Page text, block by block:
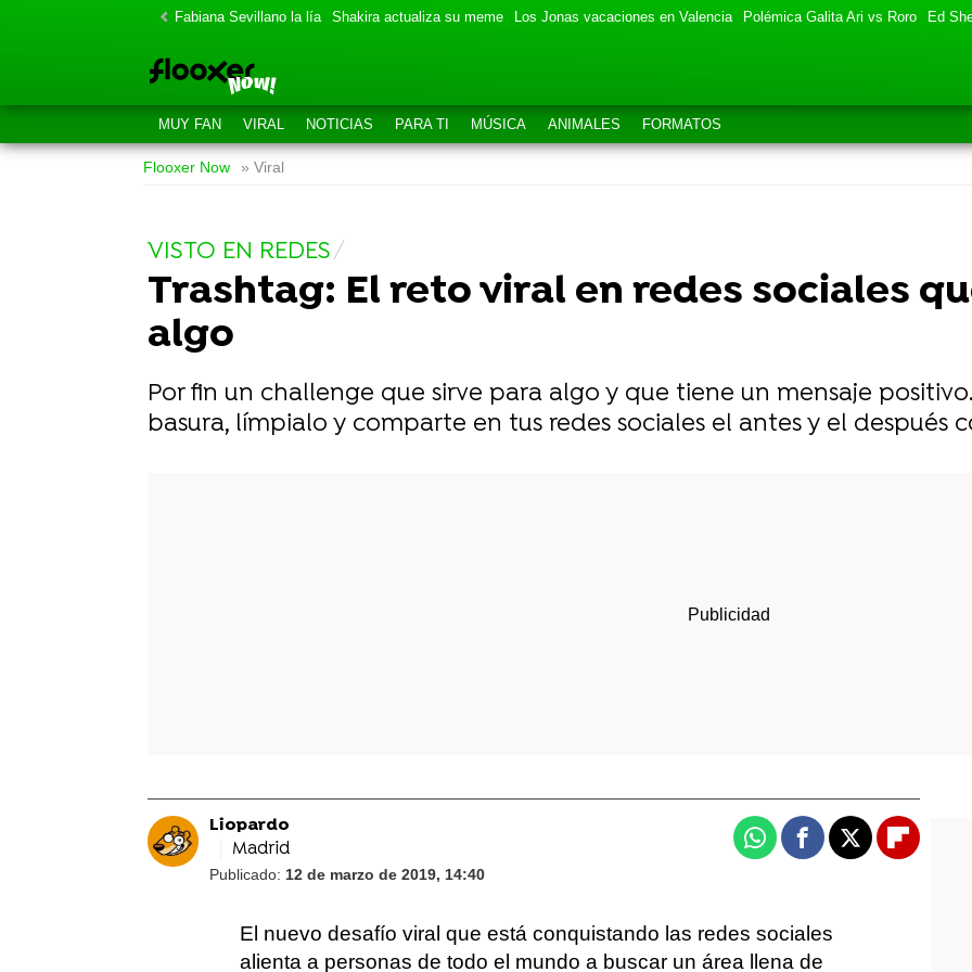
Fabiana Sevillano la lía Shakira actualiza su meme Los Jonas vacaciones en Valencia Polémica Galita Ari vs Roro Ed
MUY FAN VIRAL NOTICIAS PARA TI MÚSICA ANIMALES FORMATOS
Flooxer Now » Viral
VISTO EN REDES
Trashtag: El reto viral en redes sociales
algo
Por fin un challenge que sirve para algo y que tiene un mensaje
basura, límpialo y comparte en tus redes sociales el antes y el después
Liopardo
Madrid
Publicado: 12 de marzo de 2019, 14:40
WhatsappFacebook
X
El nuevo desafío viral que está conquistando las redes sociales
alienta a personas de todo el mundo a buscar un área llena de